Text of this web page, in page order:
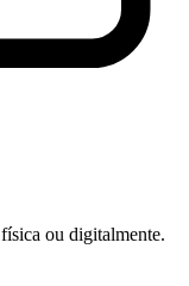
ou digitalmente.